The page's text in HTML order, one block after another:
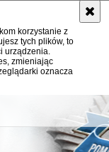
korzystanie z
tych plików, to
urządzenia.
zmieniając
oznacza